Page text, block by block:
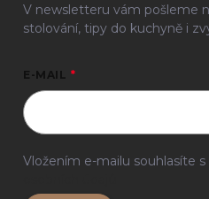
V newsletteru vám pošleme
stolování, tipy do kuchyně i
E-MAIL
Vložením e-mailu souhlasíte s